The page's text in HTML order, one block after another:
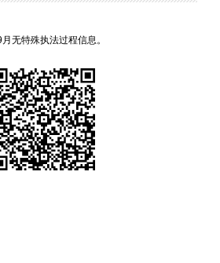
无特殊执法过程信息。